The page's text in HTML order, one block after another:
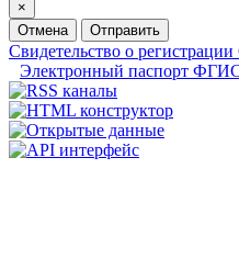
×
Отмена
Отправить
Свидетельство о
Электронный паспорт